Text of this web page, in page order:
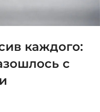
каждого:
с